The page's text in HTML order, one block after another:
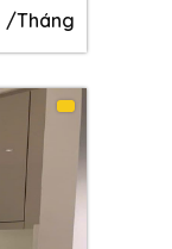
/Tháng